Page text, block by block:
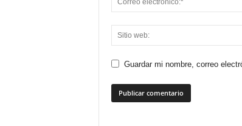
Guardar mi nombre, correo